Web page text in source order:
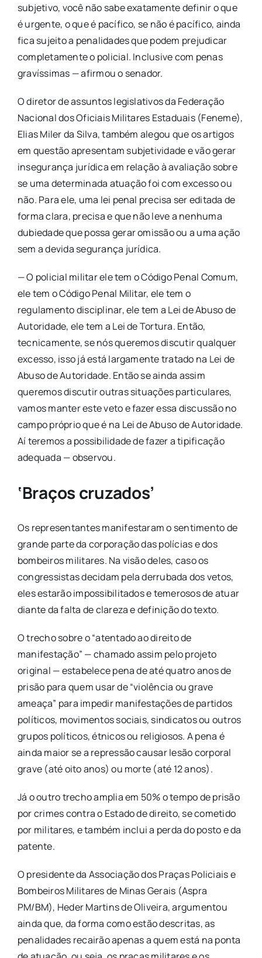
subjetivo, você não sabe exatamente definir o que
é urgente, o que é pacífico, se não é pacífico, ainda
fica sujeito a penalidades que podem prejudicar
completamente o policial. Inclusive com penas
gravíssimas — afirmou o senador.
O diretor de assuntos legislativos da Federação
Nacional dos Oficiais Militares Estaduais (Feneme),
Elias Miler da Silva, também alegou que os artigos
em questão apresentam subjetividade e vão gerar
insegurança jurídica em relação à avaliação sobre
se uma determinada atuação foi com excesso ou
não. Para ele, uma lei penal precisa ser editada de
forma clara, precisa e que não leve a nenhuma
dubiedade que possa gerar omissão ou a uma ação
sem a devida segurança jurídica.
— O policial militar ele tem o Código Penal Comum,
ele tem o Código Penal Militar, ele tem o
regulamento disciplinar, ele tem a Lei de Abuso de
Autoridade, ele tem a Lei de Tortura. Então,
tecnicamente, se nós queremos discutir qualquer
excesso, isso já está largamente tratado na Lei de
Abuso de Autoridade. Então se ainda assim
queremos discutir outras situações particulares,
vamos manter este veto e fazer essa discussão no
campo próprio que é na Lei de Abuso de Autoridade.
Aí teremos a possibilidade de fazer a tipificação
adequada — observou.
‘Braços cruzados’
Os representantes manifestaram o sentimento de
grande parte da corporação das polícias e dos
bombeiros militares. Na visão deles, caso os
congressistas decidam pela derrubada dos vetos,
eles estarão impossibilitados e temerosos de atuar
diante da falta de clareza e definição do texto.
O trecho sobre o “atentado ao direito de
manifestação” — chamado assim pelo projeto
original —estabelece pena de até quatro anos de
prisão para quem usar de “violência ou grave
ameaça” para impedir manifestações de partidos
políticos, movimentos sociais, sindicatos ou outros
grupos políticos, étnicos ou religiosos. A pena é
ainda maior se a repressão causar lesão corporal
grave (até oito anos) ou morte (até 12 anos).
Já o outro trecho amplia em 50% o tempo de prisão
por crimes contra o Estado de direito, se cometido
por militares, e também inclui a perda do posto e da
patente.
O presidente da Associação dos Praças Policiais e
Bombeiros Militares de Minas Gerais (Aspra
PM/BM), Heder Martins de Oliveira, argumentou
ainda que, da forma como estão descritas, as
penalidades recairão apenas a quem está na ponta